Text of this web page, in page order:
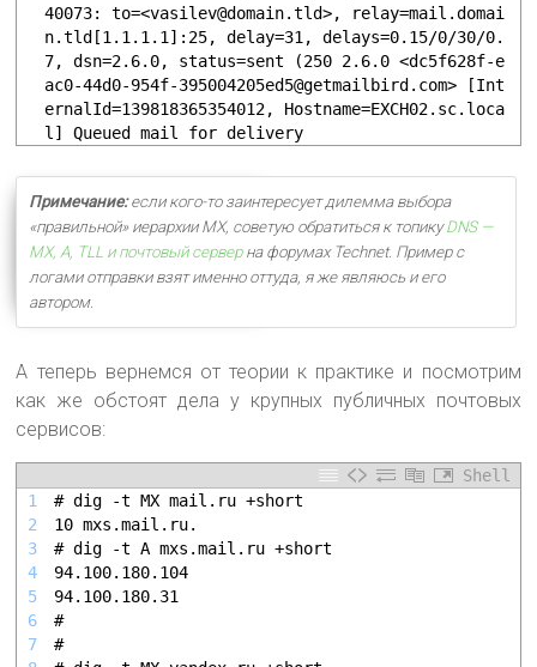
40073: to=<vasilev@domain.tld>, relay=mail.domai
n.tld[1.1.1.1]:25, delay=31, delays=0.15/0/30/0.
7, dsn=2.6.0, status=sent (250 2.6.0 <dc5f628f-e
ac0-44d0-954f-395004205ed5@getmailbird.com> [Int
ernalId=139818365354012, Hostname=EXCH02.sc.loca
l] Queued mail for delivery
Примечание:если кого-то заинтересует дилемма выбора
«правильной» иерархии MX, советую обратиться к топикуDNS —
MX, A, TLL и почтовый серверна форумах Technet. Пример с
логами отправки взят именно оттуда, я же являюсь и его
автором.
А теперь вернемся от теории к практике и посмотрим
как же обстоят дела у крупных публичных почтовых
сервисов:
Shell
1
2
3
4
5
6
7
# dig -t MX mail.ru +short
10 mxs.mail.ru.
# dig -t A mxs.mail.ru +short
94.100.180.104
94.100.180.31
#
#